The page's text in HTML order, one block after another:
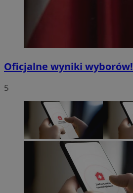
Oficjalne wyniki wyborów!
5